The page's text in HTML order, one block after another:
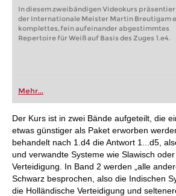
In diesem zweibändigen Videokurs
der Internationale Meister Martin Breutigam
komplettes, fein aufeinander abgestimmtes
Repertoire für Weiß auf Basis des Zuges 1.e4.
Mehr...
Der Kurs ist in zwei Bände aufgeteilt, die
etwas günstiger als Paket erworben
behandelt nach 1.d4 die Antwort 1...d5,
und verwandte Systeme wie Slawisch
Verteidigung. In Band 2 werden „alle
Schwarz besprochen, also die Indischen
die Holländische Verteidigung und